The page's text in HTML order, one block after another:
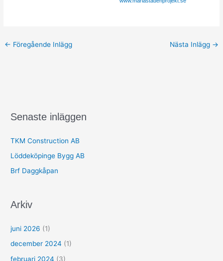
← Föregående Inlägg Nästa Inlägg →
Senaste inläggen
TKM Construction AB
Löddeköpinge Bygg AB
Brf Daggkåpan
Arkiv
juni 2026 (1)
december 2024 (1)
februari 2024 (3)